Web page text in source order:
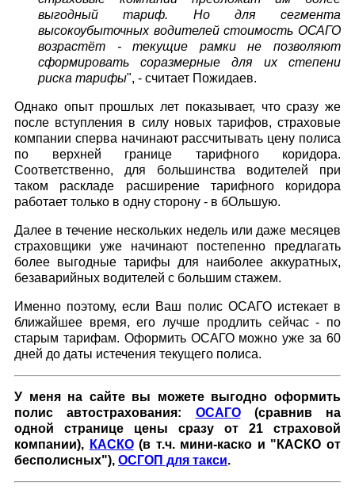
выгодный тариф. Но для сегмента
высокоубыточных водителей стоимость ОСАГО
возрастёт - текущие рамки не позволяют
сформировать соразмерные для их степени
риска тарифы", - считает Пожидаев.
Однако опыт прошлых лет показывает, что сразу же
после вступления в силу новых тарифов, страховые
компании сперва начинают рассчитывать цену полиса
по верхней границе тарифного коридора.
Соответственно, для большинства водителей при
таком раскладе расширение тарифного коридора
работает только в одну сторону - в бОльшую.
Далее в течение нескольких недель или даже месяцев
страховщики уже начинают постепенно предлагать
более выгодные тарифы для наиболее аккуратных,
безаварийных водителей с большим стажем.
Именно поэтому, если Ваш полис ОСАГО истекает в
ближайшее время, его лучше продлить сейчас - по
старым тарифам. Оформить ОСАГО можно уже за 60
дней до даты истечения текущего полиса.
У меня на сайте вы можете выгодно оформить
полис автострахования: ОСАГО(сравнив на
одной странице цены сразу от 21 страховой
компании), КАСКО(в т.ч. мини-каско и "КАСКО от
бесполисных"), ОСГОП для такси.